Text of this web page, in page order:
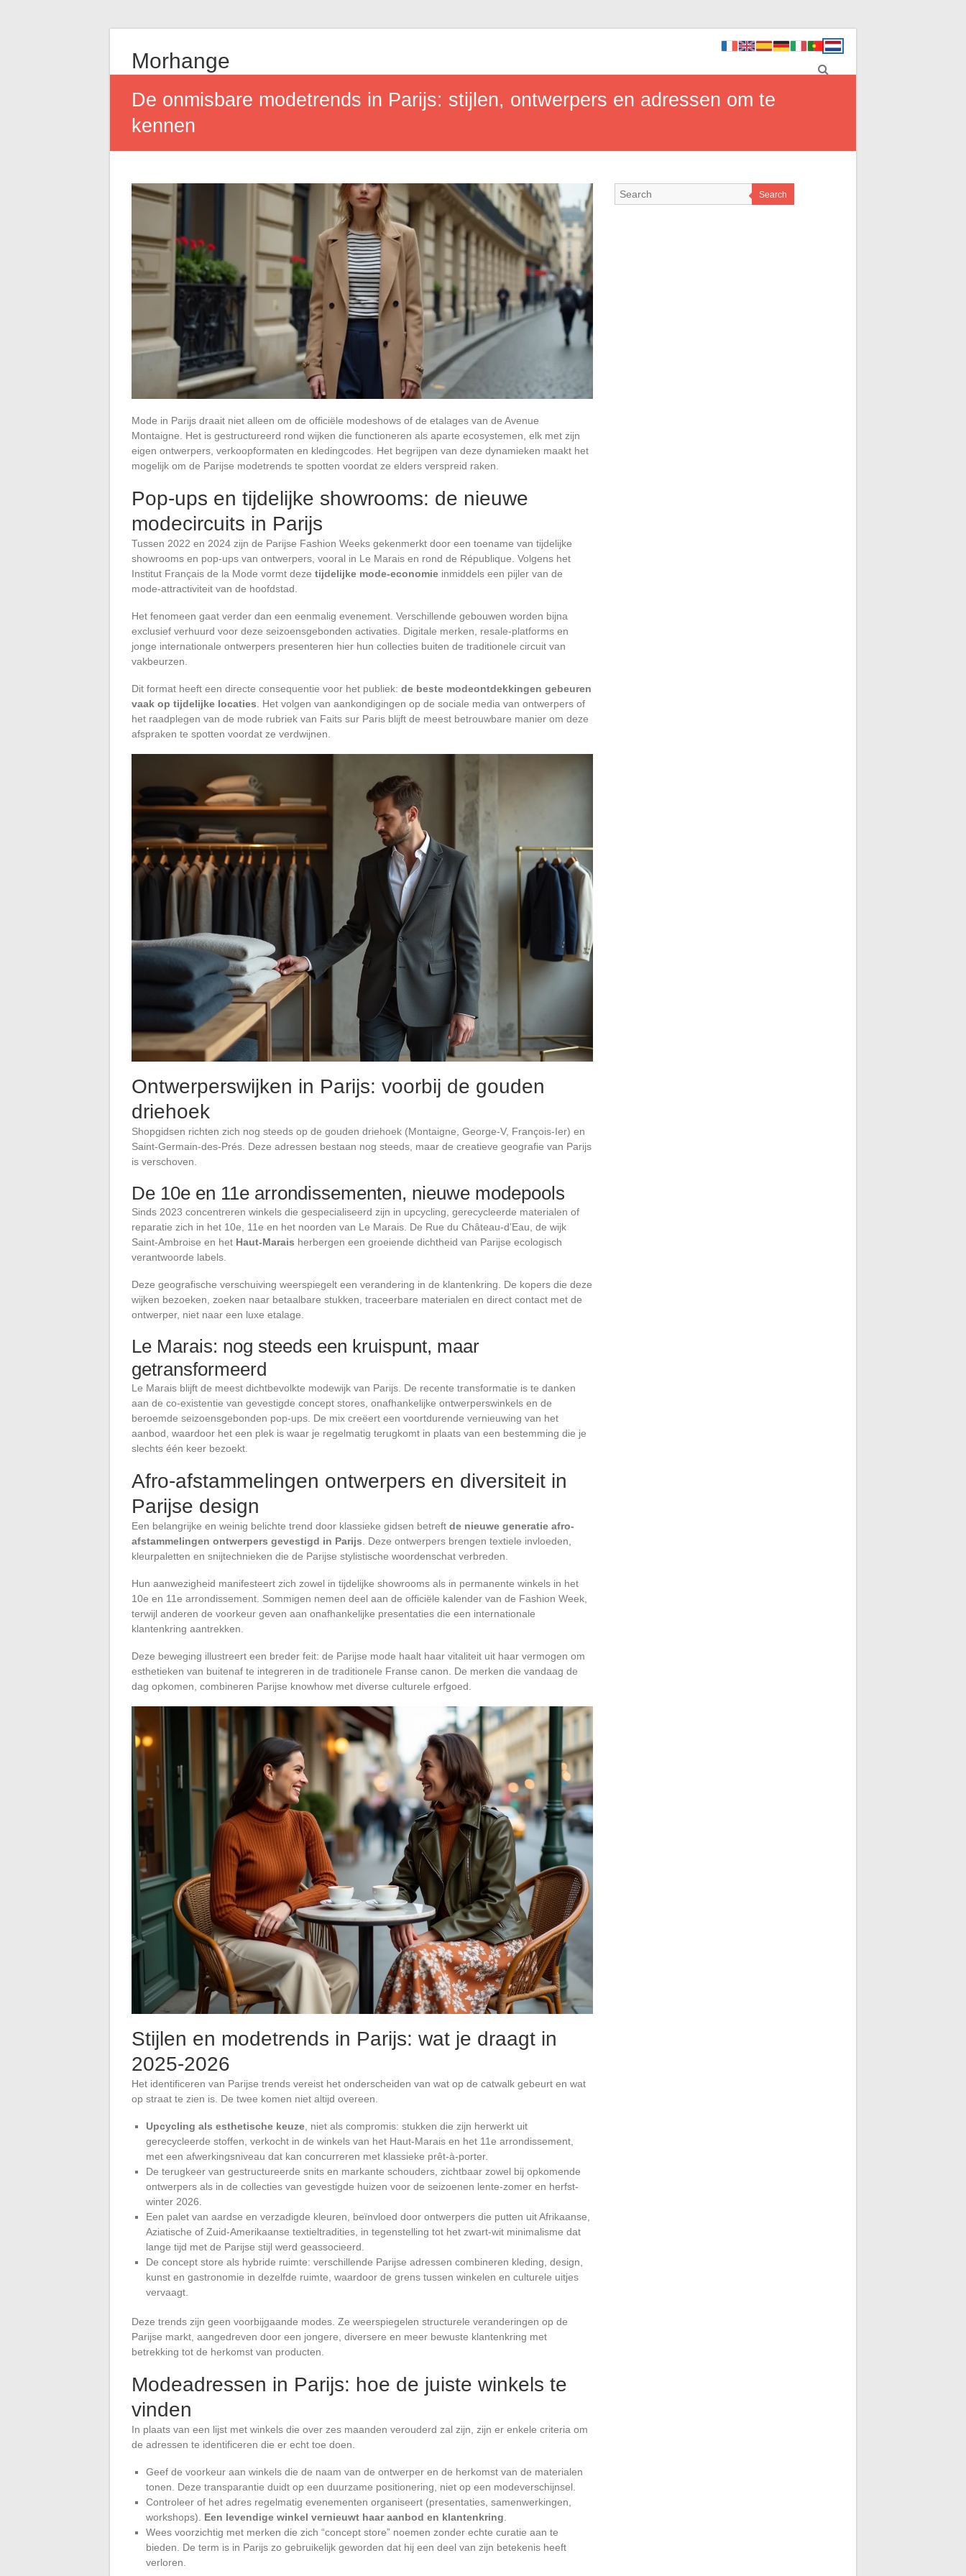
Morhange
De onmisbare modetrends in Parijs: stijlen, ontwerpers en adressen om te
kennen
Mode in Parijs draait niet alleen om de officiële modeshows of de etalages van de Avenue
Montaigne. Het is gestructureerd rond wijken die functioneren als aparte ecosystemen, elk met zijn
eigen ontwerpers, verkoopformaten en kledingcodes. Het begrijpen van deze dynamieken maakt het
mogelijk om de Parijse modetrends te spotten voordat ze elders verspreid raken.
Pop-ups en tijdelijke showrooms: de nieuwe
modecircuits in Parijs
Tussen 2022 en 2024 zijn de Parijse Fashion Weeks gekenmerkt door een toename van tijdelijke
showrooms en pop-ups van ontwerpers, vooral in Le Marais en rond de République. Volgens het
Institut Français de la Mode vormt deze tijdelijke mode-economie inmiddels een pijler van de
mode-attractiviteit van de hoofdstad.
Het fenomeen gaat verder dan een eenmalig evenement. Verschillende gebouwen worden bijna
exclusief verhuurd voor deze seizoensgebonden activaties. Digitale merken, resale-platforms en
jonge internationale ontwerpers presenteren hier hun collecties buiten de traditionele circuit van
vakbeurzen.
Dit format heeft een directe consequentie voor het publiek: de beste modeontdekkingen gebeuren
vaak op tijdelijke locaties . Het volgen van aankondigingen op de sociale media van ontwerpers of
het raadplegen van de mode rubriek van Faits sur Paris blijft de meest betrouwbare manier om deze
afspraken te spotten voordat ze verdwijnen.
Ontwerperswijken in Parijs: voorbij de gouden
driehoek
Shopgidsen richten zich nog steeds op de gouden driehoek (Montaigne, George-V, François-Ier) en
Saint-Germain-des-Prés. Deze adressen bestaan nog steeds, maar de creatieve geografie van Parijs
is verschoven.
De 10e en 11e arrondissementen, nieuwe modepools
Sinds 2023 concentreren winkels die gespecialiseerd zijn in upcycling, gerecycleerde materialen of
reparatie zich in het 10e, 11e en het noorden van Le Marais. De Rue du Château-d’Eau, de wijk
Saint-Ambroise en het Haut-Marais herbergen een groeiende dichtheid van Parijse ecologisch
verantwoorde labels.
Deze geografische verschuiving weerspiegelt een verandering in de klantenkring. De kopers die deze
wijken bezoeken, zoeken naar betaalbare stukken, traceerbare materialen en direct contact met de
ontwerper, niet naar een luxe etalage.
Le Marais: nog steeds een kruispunt, maar
getransformeerd
Le Marais blijft de meest dichtbevolkte modewijk van Parijs. De recente transformatie is te danken
aan de co-existentie van gevestigde concept stores, onafhankelijke ontwerperswinkels en de
beroemde seizoensgebonden pop-ups. De mix creëert een voortdurende vernieuwing van het
aanbod, waardoor het een plek is waar je regelmatig terugkomt in plaats van een bestemming die je
slechts één keer bezoekt.
Afro-afstammelingen ontwerpers en diversiteit in
Parijse design
Een belangrijke en weinig belichte trend door klassieke gidsen betreft de nieuwe generatie afro-
afstammelingen ontwerpers gevestigd in Parijs . Deze ontwerpers brengen textiele invloeden,
kleurpaletten en snijtechnieken die de Parijse stylistische woordenschat verbreden.
Hun aanwezigheid manifesteert zich zowel in tijdelijke showrooms als in permanente winkels in het
10e en 11e arrondissement. Sommigen nemen deel aan de officiële kalender van de Fashion Week,
terwijl anderen de voorkeur geven aan onafhankelijke presentaties die een internationale
klantenkring aantrekken.
Deze beweging illustreert een breder feit: de Parijse mode haalt haar vitaliteit uit haar vermogen om
esthetieken van buitenaf te integreren in de traditionele Franse canon. De merken die vandaag de
dag opkomen, combineren Parijse knowhow met diverse culturele erfgoed.
Stijlen en modetrends in Parijs: wat je draagt in
2025-2026
Het identificeren van Parijse trends vereist het onderscheiden van wat op de catwalk gebeurt en wat
op straat te zien is. De twee komen niet altijd overeen.
Upcycling als esthetische keuze , niet als compromis: stukken die zijn herwerkt uit
gerecycleerde stoffen, verkocht in de winkels van het Haut-Marais en het 11e arrondissement,
met een afwerkingsniveau dat kan concurreren met klassieke prêt-à-porter.
De terugkeer van gestructureerde snits en markante schouders, zichtbaar zowel bij opkomende
ontwerpers als in de collecties van gevestigde huizen voor de seizoenen lente-zomer en herfst-
winter 2026.
Een palet van aardse en verzadigde kleuren, beïnvloed door ontwerpers die putten uit Afrikaanse,
Aziatische of Zuid-Amerikaanse textieltradities, in tegenstelling tot het zwart-wit minimalisme dat
lange tijd met de Parijse stijl werd geassocieerd.
De concept store als hybride ruimte: verschillende Parijse adressen combineren kleding, design,
kunst en gastronomie in dezelfde ruimte, waardoor de grens tussen winkelen en culturele uitjes
vervaagt.
Deze trends zijn geen voorbijgaande modes. Ze weerspiegelen structurele veranderingen op de
Parijse markt, aangedreven door een jongere, diversere en meer bewuste klantenkring met
betrekking tot de herkomst van producten.
Modeadressen in Parijs: hoe de juiste winkels te
vinden
In plaats van een lijst met winkels die over zes maanden verouderd zal zijn, zijn er enkele criteria om
de adressen te identificeren die er echt toe doen.
Geef de voorkeur aan winkels die de naam van de ontwerper en de herkomst van de materialen
tonen. Deze transparantie duidt op een duurzame positionering, niet op een modeverschijnsel.
Controleer of het adres regelmatig evenementen organiseert (presentaties, samenwerkingen,
workshops). Een levendige winkel vernieuwt haar aanbod en klantenkring
Wees voorzichtig met merken die zich “concept store” noemen zonder echte curatie aan te
bieden. De term is in Parijs zo gebruikelijk geworden dat hij een deel van zijn betekenis heeft
verloren.
Search